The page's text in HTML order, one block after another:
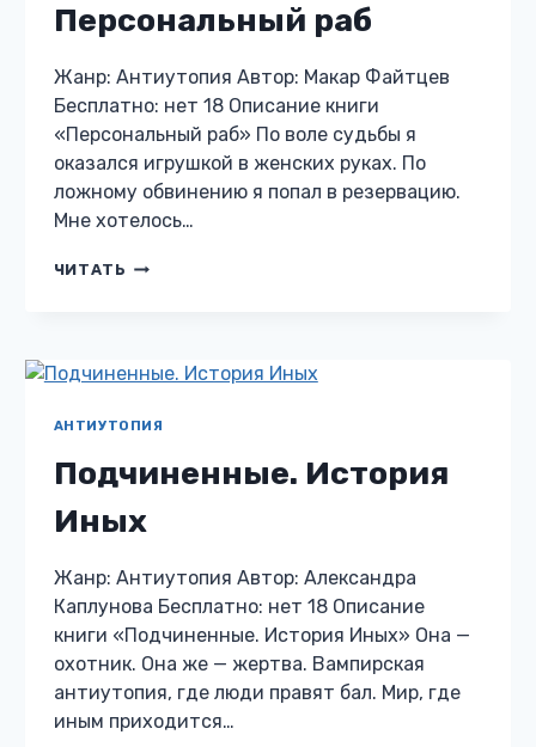
Персональный раб
Жанр: Антиутопия Автор: Макар Файтцев
Бесплатно: нет 18 Описание книги
«Персональный раб» По воле судьбы я
оказался игрушкой в женских руках. По
ложному обвинению я попал в резервацию.
Мне хотелось…
ЧИТАТЬ ПЕРСОНАЛЬНЫЙ
АНТИУТОПИЯ
Подчиненные. История
Иных
Жанр: Антиутопия Автор: Александра
Каплунова Бесплатно: нет 18 Описание
книги «Подчиненные. История Иных» Она —
охотник. Она же — жертва. Вампирская
антиутопия, где люди правят бал. Мир, где
иным приходится…